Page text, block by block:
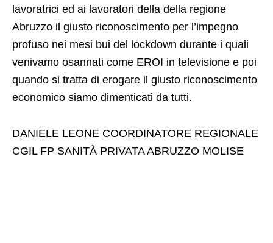
lavoratrici ed ai lavoratori della della regione
Abruzzo il giusto riconoscimento per l’impegno
profuso nei mesi bui del lockdown durante i quali
venivamo osannati come EROI in televisione e poi
quando si tratta di erogare il giusto riconoscimento
economico siamo dimenticati da tutti.
DANIELE LEONE COORDINATORE REGIONALE
CGIL FP SANITÀ PRIVATA ABRUZZO MOLISE